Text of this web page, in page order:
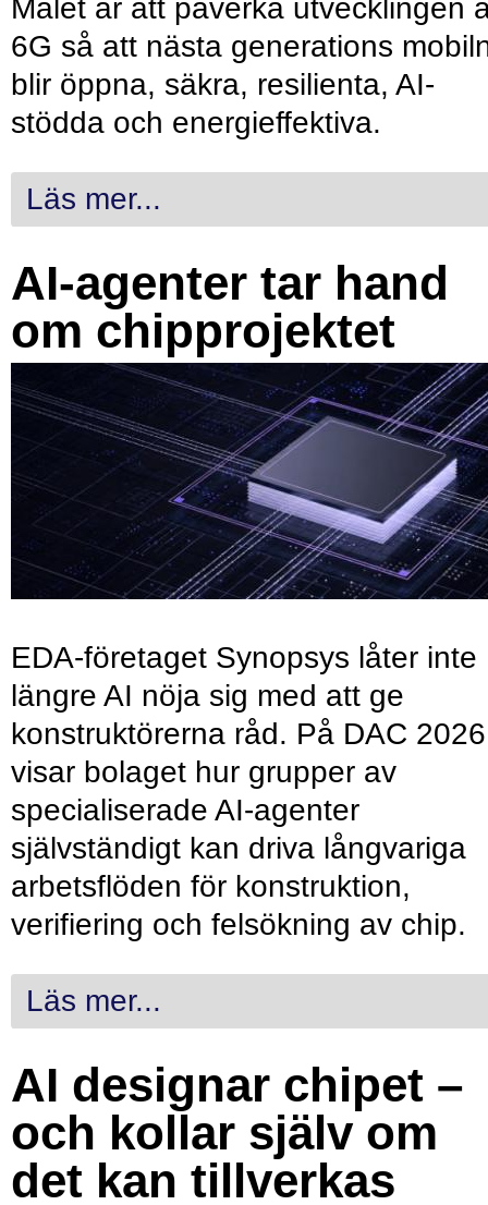
Målet är att påverka utvecklingen
6G så att nästa generations
blir öppna, säkra, resilienta, AI-
stödda och energieffektiva.
Läs mer...
AI-agenter tar hand
om chipprojektet
EDA-företaget Synopsys låter inte
längre AI nöja sig med att ge
konstruktörerna råd. På DAC 2026
visar bolaget hur grupper av
specialiserade AI-agenter
självständigt kan driva långvariga
arbetsflöden för konstruktion,
verifiering och felsökning av chip.
Läs mer...
AI designar chipet –
och kollar själv om
det kan tillverkas